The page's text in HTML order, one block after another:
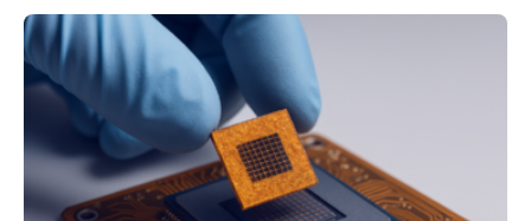
Forschung, die erfolgreich leistungsstarkes,
langwelliges Licht auf die Nanoskala komprimiert,
könnte Fortschritte in der Terahertz-Optik und bei
optoelektronischen Geräten ermöglichen, geleitet von
Vanderbilt und dem Fritz-Haber-Institut Josh Caldwell,
Professor für Maschinenbau und Direktor des
interdisziplinären Graduiertenprogramms für